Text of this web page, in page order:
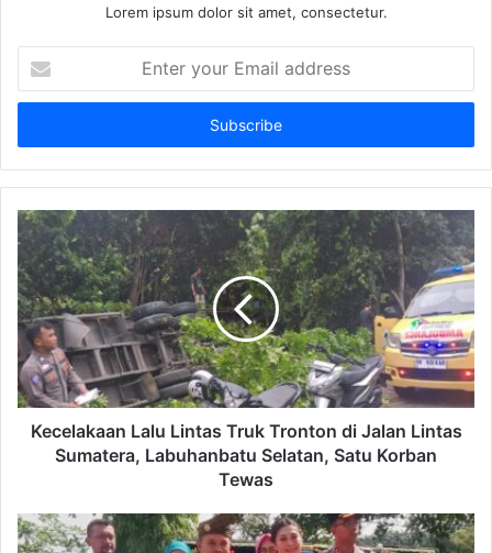
Lorem ipsum dolor sit amet, consectetur.
your
Email
Kecelakaan Lalu Lintas Truk Tronton di Jalan Lintas
Sumatera, Labuhanbatu Selatan, Satu Korban
Tewas